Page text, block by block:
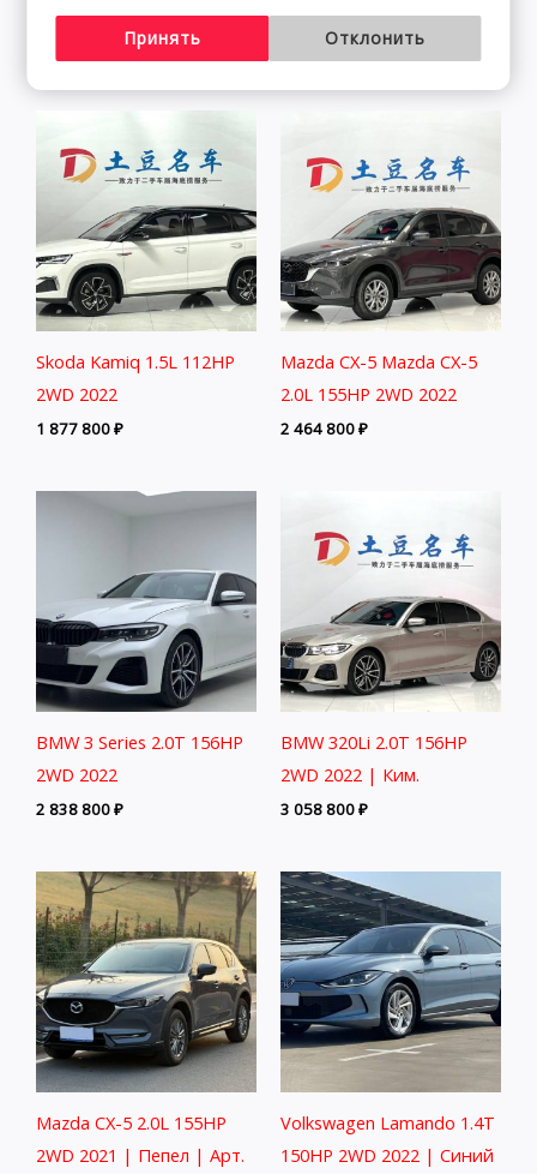
CA4282
2 313 800₽
Skoda Kamiq 1.5L 112HP
2WD 2022
1 877 800₽
Mazda CX-5 Mazda CX-5
2.0L 155HP 2WD 2022
2 464 800₽
BMW 3 Series 2.0T 156HP
2WD 2022
2 838 800₽
BMW 320Li 2.0T 156HP
2WD 2022 | Ким.
3 058 800₽
Mazda CX-5 2.0L 155HP
2WD 2021 | Пепел | Арт.
Volkswagen Lamando 1.4T
150HP 2WD 2022 | Синий
Принять Отклонить